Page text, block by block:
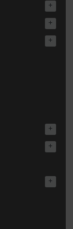
+
+
+
+
+
+